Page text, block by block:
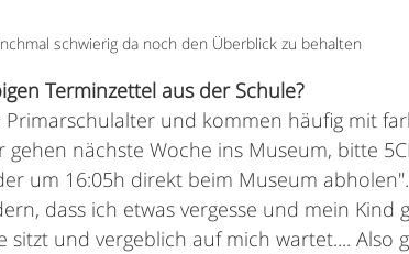
schwierig da noch den Überblick zu behalten
Terminzettel aus der Schule?
und kommen häufig mit
gehen nächste Woche ins Museum, bitte
um 16:05h direkt beim Museum abholen".
dass ich etwas vergesse und mein Kind
und vergeblich auf mich wartet.... Also